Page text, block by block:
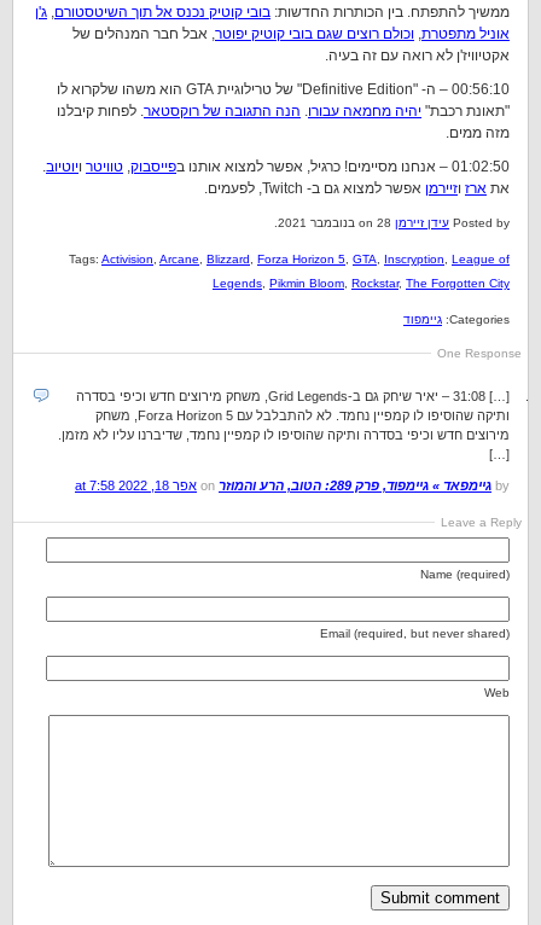
ממשיך להתפתח. בין הכותרות החדשות: בובי קוטיק נכנס אל תוך השיטסטורם, ג'ן
אוניל מתפטרת, וכולם רוצים שגם בובי קוטיק יפוטר, אבל חבר המנהלים של
אקטיוויז'ן לא רואה עם זה בעיה.
00:56:10 – ה- "Definitive Edition" של טרילוגיית GTA הוא משהו שלקרוא לו
"תאונת רכבת" יהיה מחמאה עבורו. הנה התגובה של רוקסטאר. לפחות קיבלנו
מזה ממים.
01:02:50 – אנחנו מסיימים! כרגיל, אפשר למצוא אותנו ב
פייסבוק, טוויטר ויוטיוב.
את ארז וזיירמן אפשר למצוא גם ב- Twitch, לפעמים.
Posted by עידן זיירמן
Tags: Activision Arcane Blizzard Forza Horizon 5 GTA Inscryption
League of
Legends Pikmin Bloom Rockstar, The Forgotten City
Categories: גיימפוד
One Response
[…] 31:08 – יאיר שיחק גם ב-Grid Legends, משחק מירוצים חדש וכיפי בסדרה
ותיקה שהוסיפו לו קמפיין נחמד. לא להתבלבל עם Forza Horizon 5, משחק
מירוצים חדש וכיפי בסדרה ותיקה שהוסיפו לו קמפיין נחמד, שדיברנו עליו לא מזמן.
[…]
by גיימפאד » גיימפוד, פרק 289: הטוב, הרע והמוזר אפר 18, 2022 at 7:58
Leave a Reply
Name (required)
Email (required, but never shared)
Web